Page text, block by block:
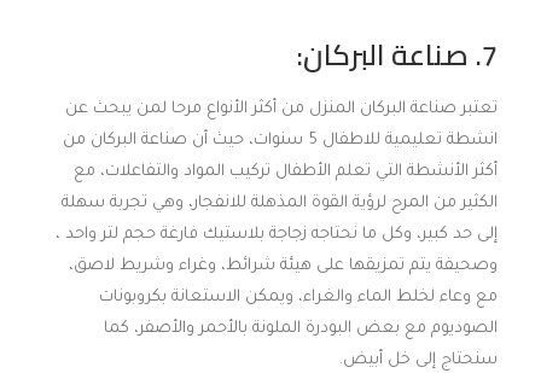
7. صناعة البركان:
تعتبر صناعة البركان المنزل من أكثر الأنواع مرحا لمن يبحث عن
انشطة تعليمية للاطفال 5 سنوات، حيث أن صناعة البركان من
أكثر الأنشطة التي تعلم الأطفال تركيب المواد والتفاعلات، مع
الكثير من المرح لرؤية القوة المذهلة للانفجار، وهي تجربة سهلة
إلى حد كبير، وكل ما نحتاجه زجاجة بلاستيك فارغة حجم لتر واحد ،
وصحيفة يتم تمزيقها على هيئة شرائط، وغراء وشريط لاصق،
مع وعاء لخلط الماء والغراء، ويمكن الاستعانة بكروبونات
الصوديوم مع بعض البودرة الملونة بالأحمر والأصفر، كما
سنحتاج إلى خل أبيض.